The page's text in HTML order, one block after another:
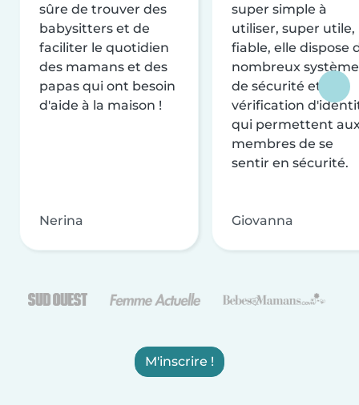
sûre de trouver des
babysitters et de
faciliter le quotidien
des mamans et des
papas qui ont besoin
d'aide à la maison !
Nerina
super simple à
utiliser, super utile,
fiable, elle dispose
nombreux
de sécurité et de
vérification
qui permettent
membres de se
sentir en sécurité.
Giovanna
M'inscrire !